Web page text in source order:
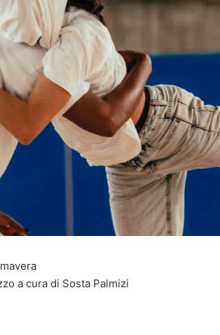
a cura di Sosta Palmizi